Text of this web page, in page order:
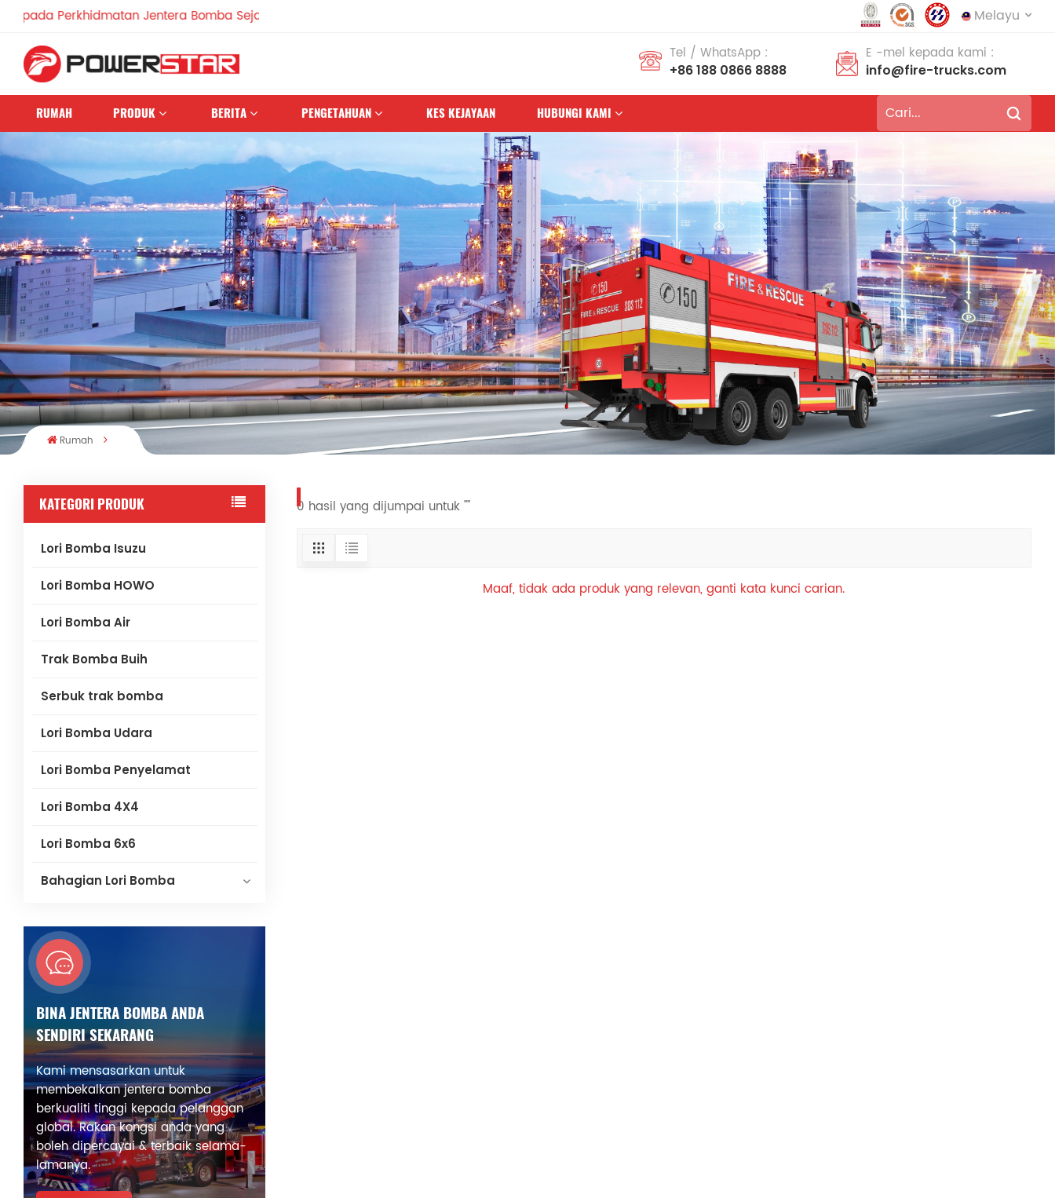
Perkhidmatan Jentera Bomba Sejak 1990 Melayu
Deutsch
português Nederlands
العربية 日本語
한국의 Türkçe
Melayu ไทย
Tiếng Việt Indonesia
中文 қазақ
Filipino
Tel / WhatsApp :
+86 188 0866 8888
E -mel kepada kami :
info@fire-trucks.com
RUMAH PRODUK BERITA PENGETAHUAN KES KEJAYAAN HUBUNGI KAMI
Rumah
KATEGORI PRODUK
Lori Bomba Isuzu
Lori Bomba HOWO
Lori Bomba Air
Trak Bomba Buih
Serbuk trak bomba
Lori Bomba Udara
Lori Bomba Penyelamat
Lori Bomba 4X4
Lori Bomba 6x6
Bahagian Lori Bomba
BINA JENTERA BOMBA ANDA
SENDIRI SEKARANG
Kami mensasarkan untuk
membekalkan jentera bomba
berkualiti tinggi kepada pelanggan
global. Rakan kongsi anda yang
boleh dipercayai & terbaik selama-
lamanya.
0 hasil yang dijumpai untuk ""
Maaf, tidak ada produk yang relevan, ganti kata kunci carian.